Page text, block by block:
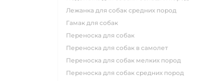
лежанка для собак средних пород
гамак для собак
переноска для собак
переноска для собак в самолет
переноска для собак мелких пород
переноска для собак средних пород